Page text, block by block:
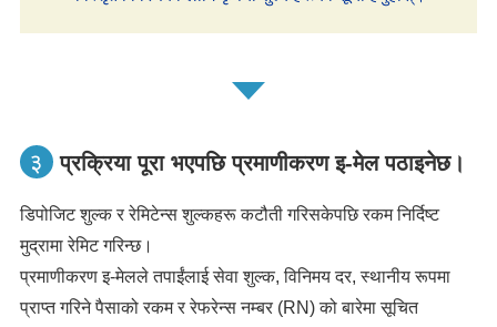
३ प्रक्रिया पूरा भएपछि प्रमाणीकरण इ-मेल पठाइनेछ।
डिपोजिट शुल्क र रेमिटेन्स शुल्कहरू कटौती गरिसकेपछि रकम निर्दिष्ट
मुद्रामा रेमिट गरिन्छ।
प्रमाणीकरण इ-मेलले तपाईंलाई सेवा शुल्क, विनिमय दर, स्थानीय रूपमा
प्राप्त गरिने पैसाको रकम र रेफरेन्स नम्बर (RN) को बारेमा सूचित